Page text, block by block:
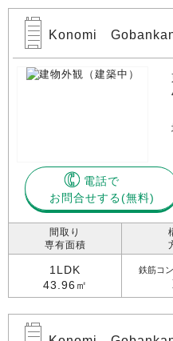
Konomi
電話で
お問合せする
間取り
専有面積
1LDK
43.96㎡
鉄筋コ